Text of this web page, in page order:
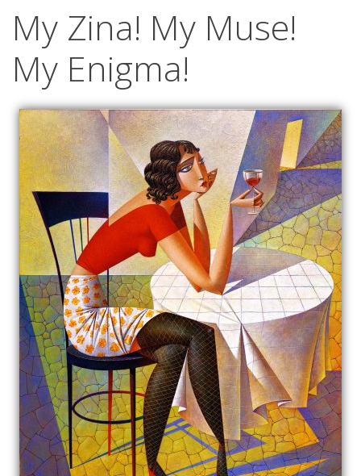
My Zina! My Muse!
My Enigma!